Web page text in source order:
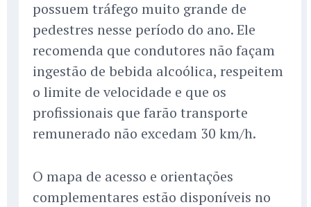
possuem tráfego muito grande de
pedestres nesse período do ano. Ele
recomenda que condutores não façam
ingestão de bebida alcoólica, respeitem
o limite de velocidade e que os
profissionais que farão transporte
remunerado não excedam 30 km/h.
O mapa de acesso e orientações
complementares estão disponíveis no